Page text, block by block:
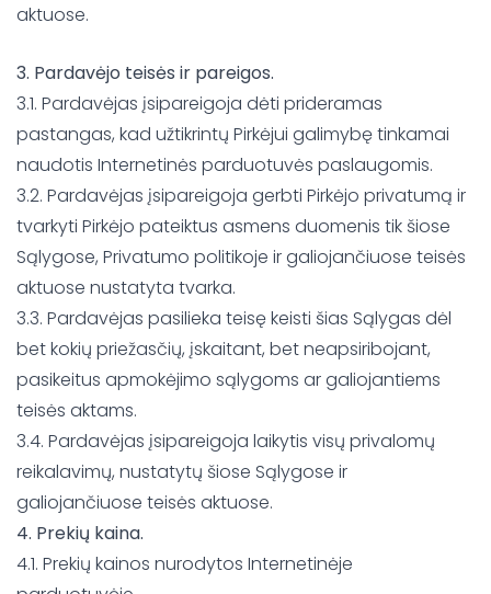
aktuose.
3. Pardavėjo teisės ir pareigos.
3.1. Pardavėjas įsipareigoja dėti prideramas
pastangas, kad užtikrintų Pirkėjui galimybę tinkamai
naudotis Internetinės parduotuvės paslaugomis.
3.2. Pardavėjas įsipareigoja gerbti Pirkėjo privatumą ir
tvarkyti Pirkėjo pateiktus asmens duomenis tik šiose
Sąlygose, Privatumo politikoje ir galiojančiuose teisės
aktuose nustatyta tvarka.
3.3. Pardavėjas pasilieka teisę keisti šias Sąlygas dėl
bet kokių priežasčių, įskaitant, bet neapsiribojant,
pasikeitus apmokėjimo sąlygoms ar galiojantiems
teisės aktams.
3.4. Pardavėjas įsipareigoja laikytis visų privalomų
reikalavimų, nustatytų šiose Sąlygose ir
galiojančiuose teisės aktuose.
4. Prekių kaina.
4.1. Prekių kainos nurodytos Internetinėje